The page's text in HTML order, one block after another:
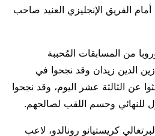
الفريق الإنجليزي العنيد صاحب
من المسابقات المُحببة
الدين زيدان وقد نجحوا في
12 مرة ويبحثوا عن الثالثة عشر اليوم، وقد نجحوا
وحسم اللقب لصالحهم.
كريستيانو رونالدو، لاعب